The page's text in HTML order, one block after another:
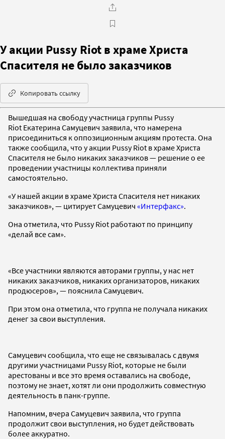
У акции Pussy Riot в храме Христа
Спасителя не было заказчиков
Копировать ссылку
Вышедшая на свободу участница группы Pussy
Riot Екатерина Самуцевич заявила, что намерена
присоединиться к оппозиционным акциям протеста. Она
также сообщила, что у акции Pussy Riot в храме Христа
Спасителя не было никаких заказчиков — решение о ее
проведении участницы коллектива приняли
самостоятельно.
«У нашей акции в храме Христа Спасителя нет никаких
заказчиков», — цитирует Самуцевич «Интерфакс».
Она отметила, что Pussy Riot работают по принципу
«делай все сам».
«Все участники являются авторами группы, у нас нет
никаких заказчиков, никаких организаторов, никаких
продюсеров», — пояснила Самуцевич.
При этом она отметила, что группа не получала никаких
денег за свои выступления.
Самуцевич сообщила, что еще не связывалась с двумя
другими участницами Pussy Riot, которые не были
арестованы и все это время оставались на свободе,
поэтому не знает, хотят ли они продолжить совместную
деятельность в панк-группе.
Напомним, вчера Самуцевич заявила, что группа
продолжит свои выступления, но будет действовать
более аккуратно.